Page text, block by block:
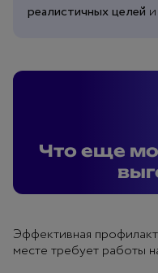
реалистичных целей
Что еще
Эффективная
месте требует работы